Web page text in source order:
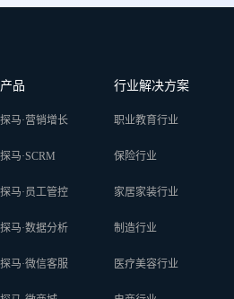
产品
探马·营销增长
探马·SCRM
探马·员工管控
探马·数据分析
探马·微信客服
行业解决方案
职业教育行业
保险行业
家居家装行业
制造行业
医疗美容行业